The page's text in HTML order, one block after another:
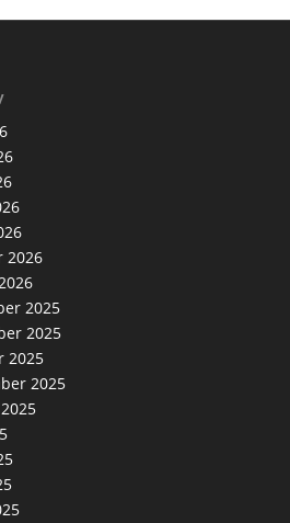
2026
2025
2025
2025
2025